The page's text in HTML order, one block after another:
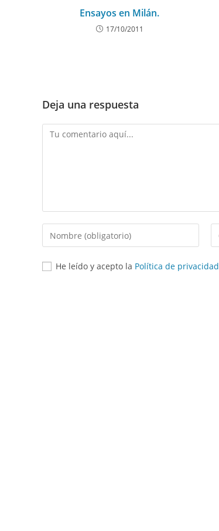
Ensayos en Milán.
17/10/2011
Deja una respuesta
He leído y acepto la Política de privacidad